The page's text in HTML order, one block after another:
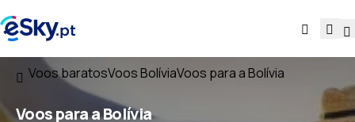
Voos baratosVoos BolíviaVoos para a Bolívia
Voospara a Bolívia